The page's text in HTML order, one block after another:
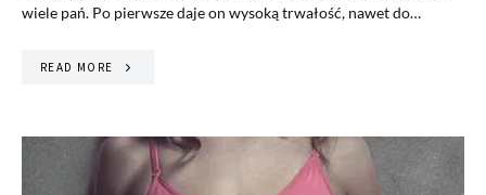
wiele pań. Po pierwsze daje on wysoką trwałość, nawet do…
READ MORE